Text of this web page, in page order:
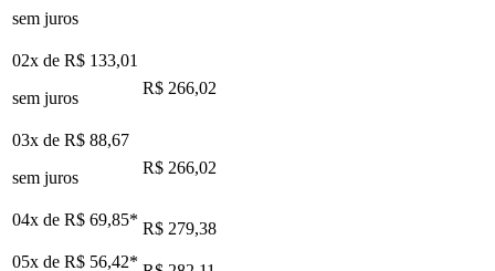
sem juros
02x de R$ 133,01
sem juros
R$ 266,02
03x de R$ 88,67
sem juros
R$ 266,02
04x de R$ 69,85* R$ 279,38
05x de R$ 56,42*